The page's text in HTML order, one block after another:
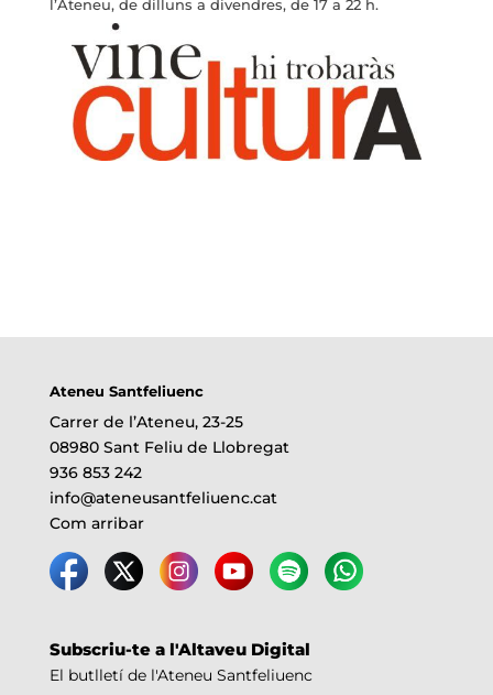
l’Ateneu, de dilluns a divendres, de 17 a 22 h.
Ateneu Santfeliuenc
Carrer de l’Ateneu, 23-25
08980 Sant Feliu de Llobregat
936 853 242
info@ateneusantfeliuenc.cat
Com arribar
Subscriu-te a l'Altaveu Digital
El butlletí de l'Ateneu Santfeliuenc